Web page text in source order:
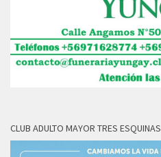
CLUB ADULTO MAYOR TRES ESQUINAS